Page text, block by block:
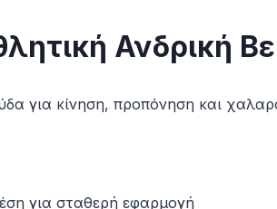
Ανδρική
για κίνηση, προπόνηση και
για σταθερή εφαρμογή